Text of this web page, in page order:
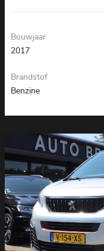
Bouwjaar
2017
Brandstof
Benzine